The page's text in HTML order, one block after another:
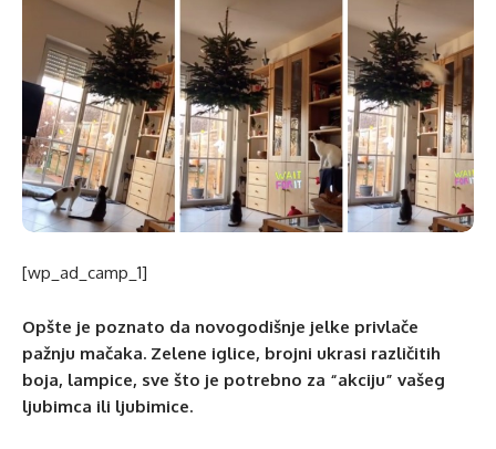
[wp_ad_camp_1]
Opšte je poznato da novogodišnje jelke privlače
pažnju mačaka. Zelene iglice, brojni ukrasi različitih
boja, lampice, sve što je potrebno za “akciju” vašeg
ljubimca ili ljubimice.